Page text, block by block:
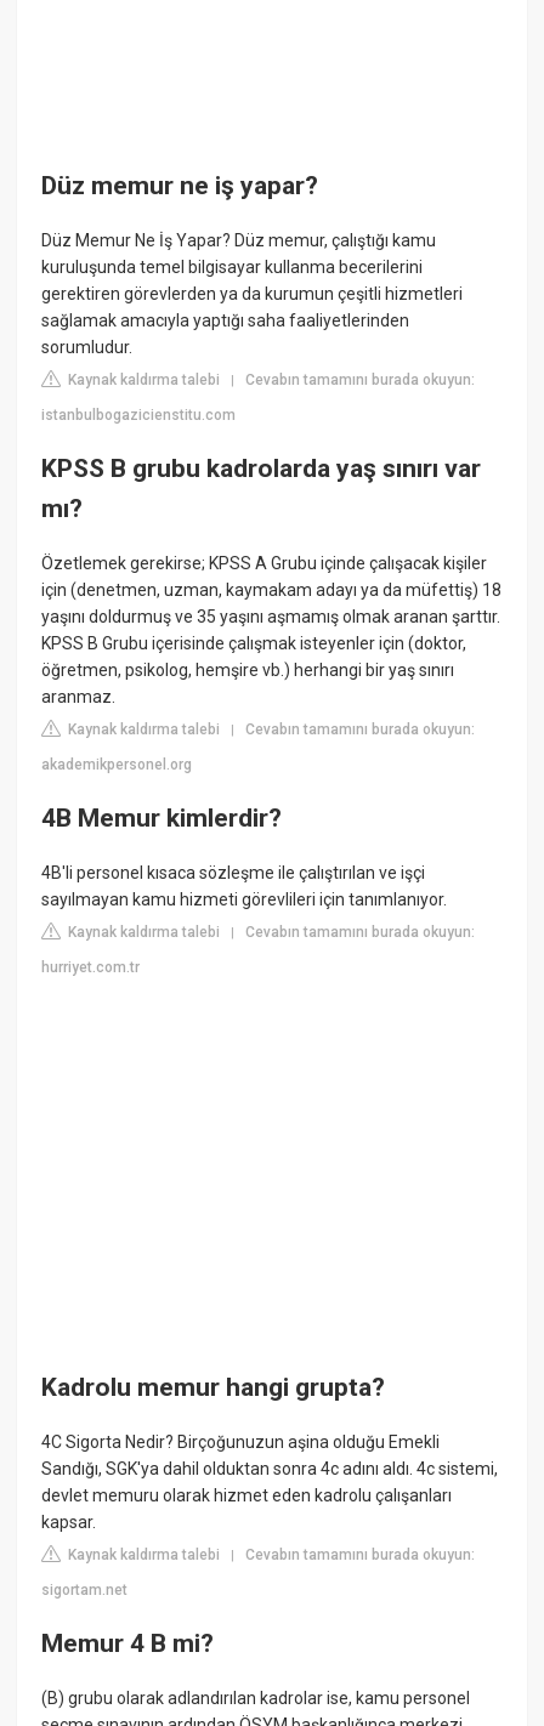
Düz memur ne iş yapar?
Düz Memur Ne İş Yapar? Düz memur, çalıştığı kamu
kuruluşunda temel bilgisayar kullanma becerilerini
gerektiren görevlerden ya da kurumun çeşitli hizmetleri
sağlamak amacıyla yaptığı saha faaliyetlerinden
sorumludur.
Kaynak kaldırma talebi |Cevabın tamamını burada okuyun:
istanbulbogazicienstitu.com
KPSS B grubu kadrolarda yaş sınırı var
mı?
Özetlemek gerekirse; KPSS A Grubu içinde çalışacak kişiler
için (denetmen, uzman, kaymakam adayı ya da müfettiş) 18
yaşını doldurmuş ve 35 yaşını aşmamış olmak aranan şarttır.
KPSS B Grubu içerisinde çalışmak isteyenler için (doktor,
öğretmen, psikolog, hemşire vb.) herhangi bir yaş sınırı
aranmaz.
Kaynak kaldırma talebi |Cevabın tamamını burada okuyun:
akademikpersonel.org
4B Memur kimlerdir?
4B'li personel kısaca sözleşme ile çalıştırılan ve işçi
sayılmayan kamu hizmeti görevlileri için tanımlanıyor.
Kaynak kaldırma talebi |Cevabın tamamını burada okuyun:
hurriyet.com.tr
Kadrolu memur hangi grupta?
4C Sigorta Nedir? Birçoğunuzun aşina olduğu Emekli
Sandığı, SGK'ya dahil olduktan sonra 4c adını aldı. 4c sistemi,
devlet memuru olarak hizmet eden kadrolu çalışanları
kapsar.
Kaynak kaldırma talebi |Cevabın tamamını burada okuyun:
sigortam.net
Memur 4 B mi?
(B) grubu olarak adlandırılan kadrolar ise, kamu personel